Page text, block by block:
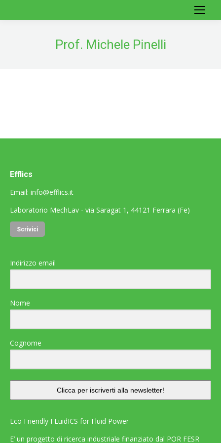
Prof. Michele Pinelli
Efflics
Email: info@efflics.it
Laboratorio MechLav - via Saragat 1, 44121 Ferrara (Fe)
Scrivici
Indirizzo email
Nome
Cognome
Clicca per iscriverti alla newsletter!
Eco Friendly FLuidICS for Fluid Power
E’ un progetto di ricerca industriale finanziato dal POR FESR